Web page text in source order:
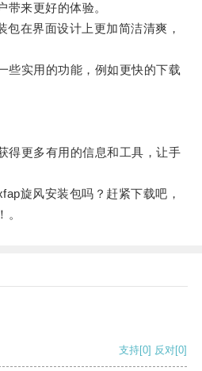
带来更好的体验。
在界面设计上更加简洁清爽，
实用的功能，例如更快的下载
更多有用的信息和工具，让手
旋风安装包吗？赶紧下载吧，
。
支持[0] 反对[0]